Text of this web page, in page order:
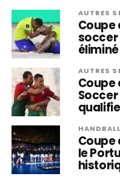
AUTRES
Coupe
soccer
AUTRES
Coupe
Soccer
HANDBALL
Coupe
le